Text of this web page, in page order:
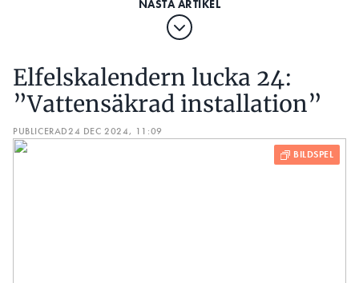
Elfelskalendern lucka 24:
”Vattensäkrad installation”
PUBLICERAD24 DEC 2024, 11:09